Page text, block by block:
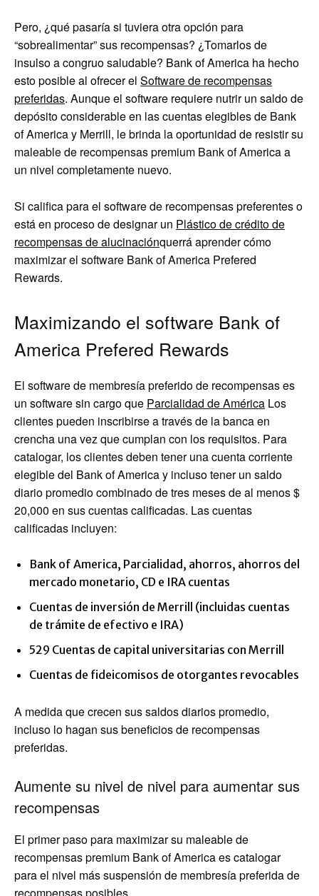
Pero, ¿qué pasaría si tuviera otra opción para
“sobrealimentar” sus recompensas? ¿Tomarlos de
insulso a congruo saludable? Bank of America ha hecho
esto posible al ofrecer el Software de recompensas
preferidas. Aunque el software requiere nutrir un saldo de
depósito considerable en las cuentas elegibles de Bank
of America y Merrill, le brinda la oportunidad de resistir su
maleable de recompensas premium Bank of America a
un nivel completamente nuevo.
Si califica para el software de recompensas preferentes o
está en proceso de designar un Plástico de crédito de
recompensas de alucinaciónquerrá aprender cómo
maximizar el software Bank of America Prefered
Rewards.
Maximizando el software Bank of
America Prefered Rewards
El software de membresía preferido de recompensas es
un software sin cargo que Parcialidad de América Los
clientes pueden inscribirse a través de la banca en
crencha una vez que cumplan con los requisitos. Para
catalogar, los clientes deben tener una cuenta corriente
elegible del Bank of America y incluso tener un saldo
diario promedio combinado de tres meses de al menos $
20,000 en sus cuentas calificadas. Las cuentas
calificadas incluyen:
Bank of America, Parcialidad, ahorros, ahorros del
mercado monetario, CD e IRA cuentas
Cuentas de inversión de Merrill (incluidas cuentas
de trámite de efectivo e IRA)
529 Cuentas de capital universitarias con Merrill
Cuentas de fideicomisos de otorgantes revocables
A medida que crecen sus saldos diarios promedio,
incluso lo hagan sus beneficios de recompensas
preferidas.
Aumente su nivel de nivel para aumentar sus
recompensas
El primer paso para maximizar su maleable de
recompensas premium Bank of America es catalogar
para el nivel más suspensión de membresía preferida de